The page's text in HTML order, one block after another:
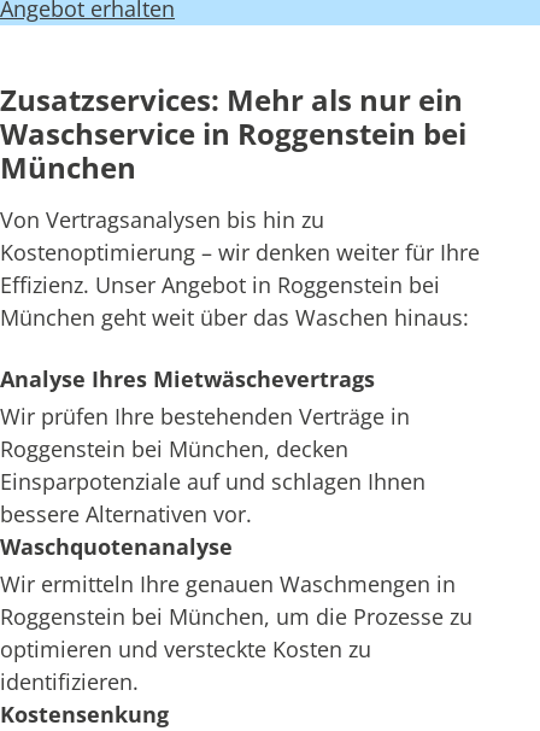
Angebot erhalten
Zusatzservices: Mehr als nur ein
Waschservice in Roggenstein bei
München
Von Vertragsanalysen bis hin zu
Kostenoptimierung – wir denken weiter für Ihre
Effizienz. Unser Angebot in Roggenstein bei
München geht weit über das Waschen hinaus:
Analyse Ihres Mietwäschevertrags
Wir prüfen Ihre bestehenden Verträge in
Roggenstein bei München, decken
Einsparpotenziale auf und schlagen Ihnen
bessere Alternativen vor.
Waschquotenanalyse
Wir ermitteln Ihre genauen Waschmengen in
Roggenstein bei München, um die Prozesse zu
optimieren und versteckte Kosten zu
identifizieren.
Kostensenkung